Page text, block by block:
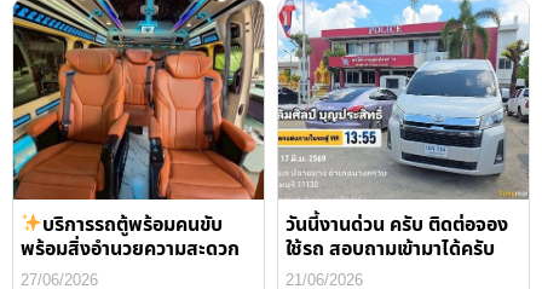
บริการรถตู้พร้อมคนขับ
พร้อมสิ่งอำนวยความสะดวก
27/06/2026
วันนี้งานด่วน ครับ ติดต่อจอง
ใช้รถ สอบถามเข้ามาได้ครับ
21/06/2026